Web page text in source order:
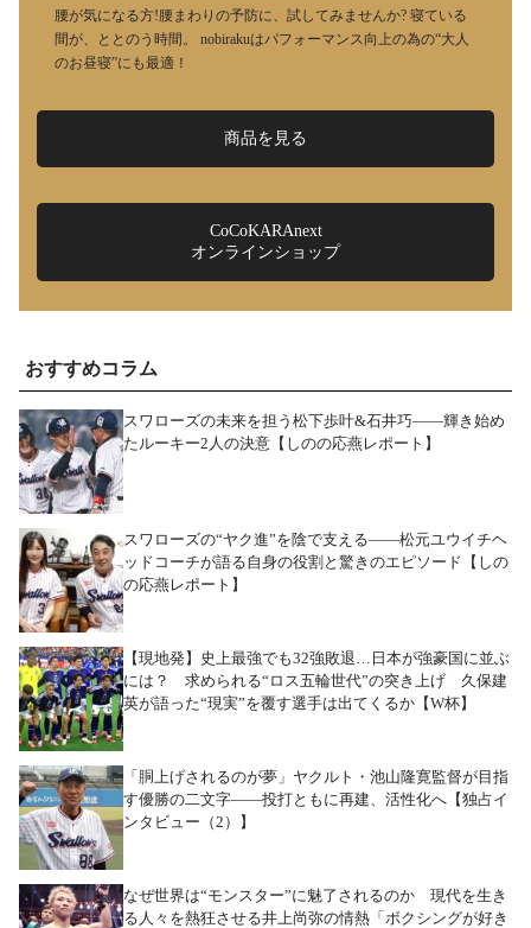
腰が気になる方!腰まわりの予防に、試してみませんか? 寝ている
間が、ととのう時間。 nobirakuはパフォーマンス向上の為の“大人
のお昼寝”にも最適！
商品を見る
CoCoKARAnext
オンラインショップ
おすすめコラム
スワローズの未来を担う松下歩叶&石井巧――輝き始め
たルーキー2人の決意【しのの応燕レポート】
スワローズの“ヤク進”を陰で支える――松元ユウイチヘ
ッドコーチが語る自身の役割と驚きのエピソード【しの
の応燕レポート】
【現地発】史上最強でも32強敗退…日本が強豪国に並ぶ
には？ 求められる“ロス五輪世代”の突き上げ 久保建
英が語った“現実”を覆す選手は出てくるか【W杯】
「胴上げされるのが夢」ヤクルト・池山隆寛監督が目指
す優勝の二文字――投打ともに再建、活性化へ【独占イ
ンタビュー（2）】
なぜ世界は“モンスター”に魅了されるのか 現代を生き
る人々を熱狂させる井上尚弥の情熱「ボクシングが好き